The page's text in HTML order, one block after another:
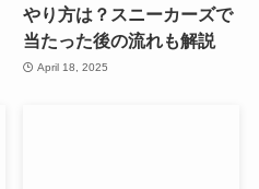
やり方は？スニーカーズで
当たった後の流れも解説
April 18, 2025